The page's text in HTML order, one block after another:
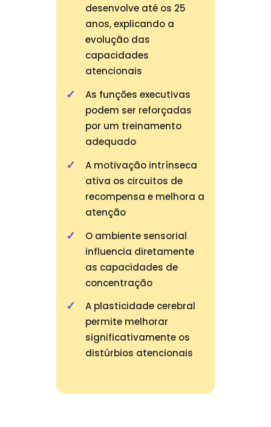
desenvolve até os 25
anos, explicando a
evolução das
capacidades
atencionais
As funções executivas
podem ser reforçadas
por um treinamento
adequado
A motivação intrínseca
ativa os circuitos de
recompensa e melhora a
atenção
O ambiente sensorial
influencia diretamente
as capacidades de
concentração
A plasticidade cerebral
permite melhorar
significativamente os
distúrbios atencionais